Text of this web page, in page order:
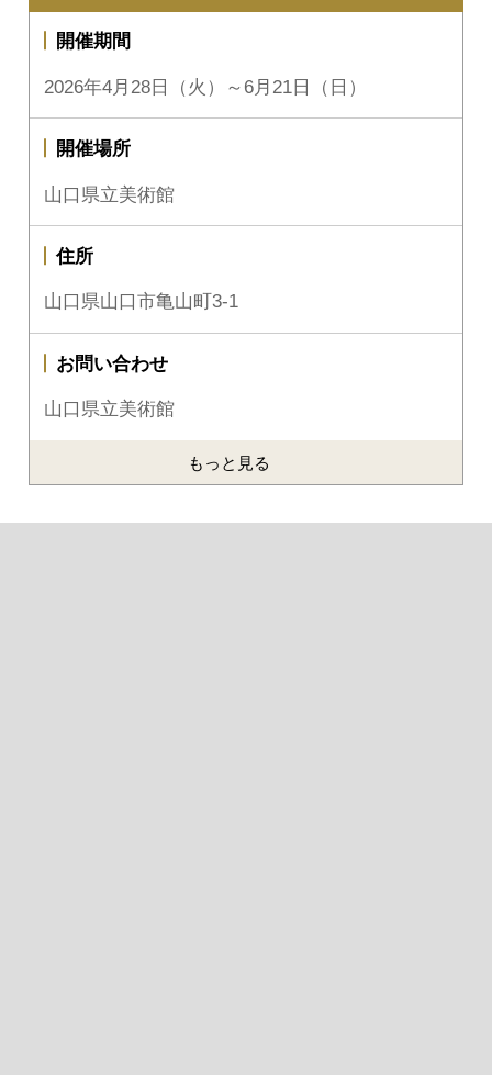
開催期間
2026年4月28日（火）～6月21日（日）
開催場所
山口県立美術館
住所
山口県山口市亀山町3-1
お問い合わせ
山口県立美術館
もっと見る